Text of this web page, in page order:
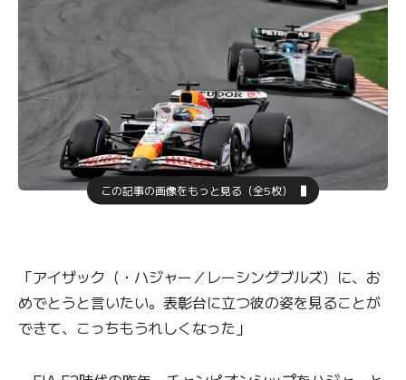
この記事の画像をもっと見る（全5枚）
「アイザック（・ハジャー／レーシングブルズ）に、お
めでとうと言いたい。表彰台に立つ彼の姿を見ることが
できて、こっちもうれしくなった」